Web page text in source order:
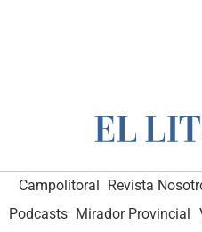
Campolitoral Revista
Podcasts Mirador Provincial